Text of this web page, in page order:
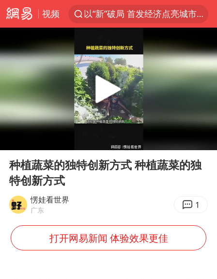
视频
以“新”破局 首发经济点亮城市消费活力
我国编制完成新版全月地质图
台风白海豚即将进入48小时警戒线
郑国霖回应去景区上班被保安拦下
中央气象台发布台风黄色预警
80后女柜员逆袭成4200亿银行副行长
感觉全东北都在等7号
扎哈罗娃批广岛市长不提美国原子弹
关之琳否认与27岁模特的恋情
多地要求领导干部带头休假
Play
种植蔬菜的独特创新方式 种植蔬菜的独
特创新方式
愣娃看世界
广东 1
打开网易新闻 体验效果更佳